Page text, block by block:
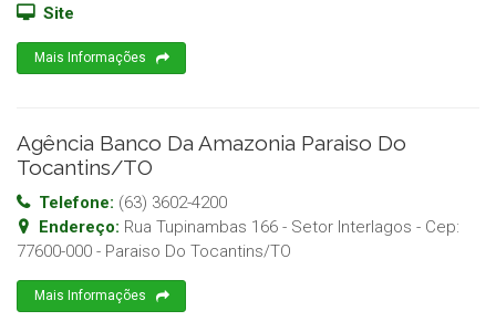
Site
Mais Informações
Agência Banco Da Amazonia Paraiso Do
Tocantins/TO
Telefone: (63) 3602-4200
Endereço: Rua Tupinambas 166 - Setor Interlagos - Cep:
77600-000 - Paraiso Do Tocantins/TO
Mais Informações